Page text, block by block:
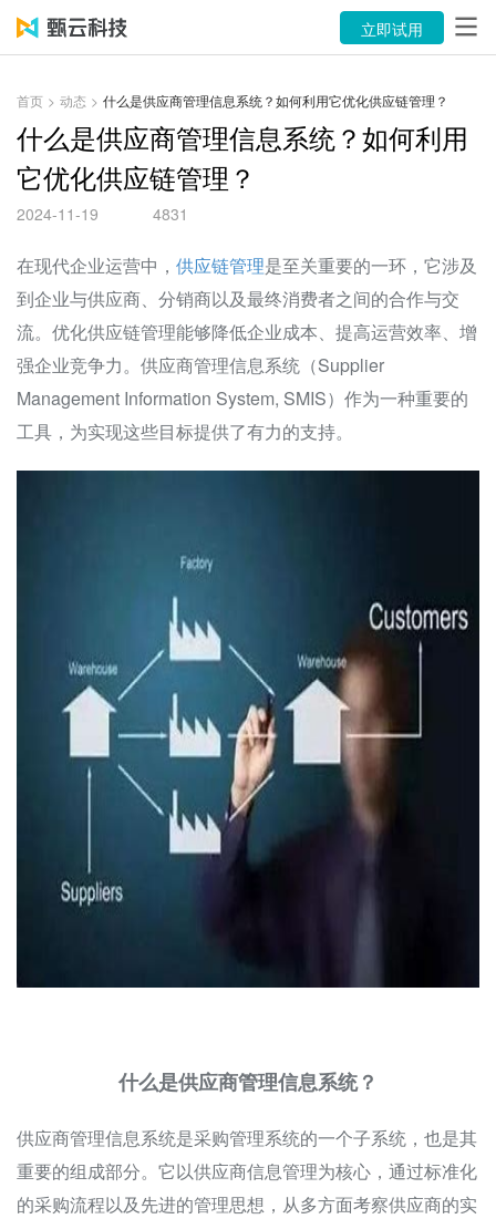
产品
案例
资源中心
立即试用
售前咨询：400-116-6869
立即试用
首页 > 动态 > 什么是供应商管理信息系统？如何利用它优化供应链管理？
什么是供应商管理信息系统？如何利用
它优化供应链管理？
2024-11-19 4831
在现代企业运营中， 供应链管理是至关重要的一环，它涉及
到企业与供应商、分销商以及最终消费者之间的合作与交
流。优化供应链管理能够降低企业成本、提高运营效率、增
强企业竞争力。供应商管理信息系统（Supplier
Management Information System, SMIS）作为一种重要的
工具，为实现这些目标提供了有力的支持。
什么是供应商管理信息系统？
供应商管理信息系统是采购管理系统的一个子系统，也是其
重要的组成部分。它以供应商信息管理为核心，通过标准化
的采购流程以及先进的管理思想，从多方面考察供应商的实